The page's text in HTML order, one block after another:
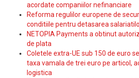
acordate companiilor nefinanciare
Reforma regulilor europene de
conditiile pentru detasarea
NETOPIA Payments a obtinut
de plata
Coletele extra-UE sub 150 de euro
taxa vamala de trei euro pe articol,
logistica